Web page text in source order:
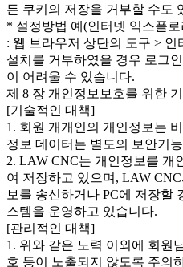
든 쿠키의 저장을 거부할 수도
* 설정방법 예(인터넷 익스플
: 웹 브라우저 상단의 도구 > 인
설치를 거부하였을 경우 로그
이 어려울 수 있습니다.
제 8 장 개인정보보호를 위한
[기술적인 대책]
1. 회원 개개인의 개인정보는
정보 데이터는 별도의 보안기
2. LAW CNC는 개인정보를 개
여 저장하고 있으며, LAW
보를 송신하거나 PC에 저장할
스템을 운영하고 있습니다.
[관리적인 대책]
1. 위와 같은 노력 이외에 회원
호 등이 노출되지 않도록 주의